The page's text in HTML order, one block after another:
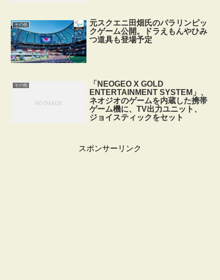
その他
元スクエニ田畑氏のパラリンピッ
クゲーム公開。ドラえもんやひみ
つ道具も登場予定
その他
「NEOGEO X GOLD
ENTERTAINMENT SYSTEM」、
ネオジオのゲームを内蔵した携帯
ゲーム機に、TV出力ユニット、
ジョイスティックをセット
スポンサーリンク